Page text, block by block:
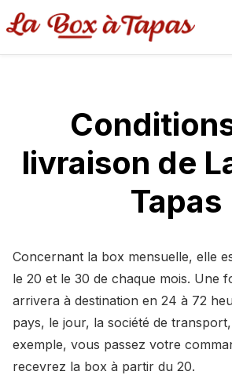
livraison de
Tapas
Concernant la box mensuelle, elle
le 20 et le 30 de chaque mois. Une
arrivera à destination en 24 à 72
pays, le jour, la société de
exemple, vous passez votre
recevrez la box à partir du 20.